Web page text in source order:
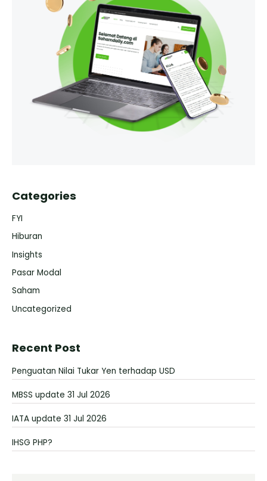
Categories
FYI
Hiburan
Insights
Pasar Modal
Saham
Uncategorized
Recent Post
Penguatan Nilai Tukar Yen terhadap USD
MBSS update 31 Jul 2026
IATA update 31 Jul 2026
IHSG PHP?